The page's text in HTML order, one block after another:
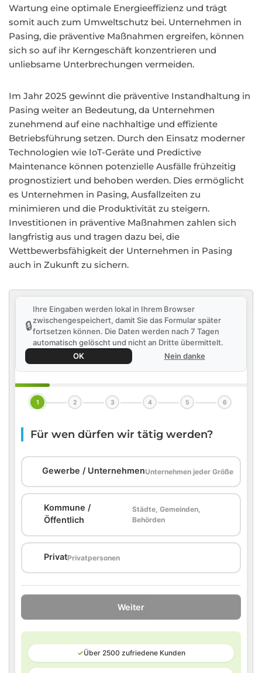
Wartung eine optimale Energieeffizienz und trägt
somit auch zum Umweltschutz bei. Unternehmen in
Pasing, die präventive Maßnahmen ergreifen, können
sich so auf ihr Kerngeschäft konzentrieren und
unliebsame Unterbrechungen vermeiden.
Im Jahr 2025 gewinnt die präventive Instandhaltung in
Pasing weiter an Bedeutung, da Unternehmen
zunehmend auf eine nachhaltige und effiziente
Betriebsführung setzen. Durch den Einsatz moderner
Technologien wie IoT-Geräte und Predictive
Maintenance können potenzielle Ausfälle frühzeitig
prognostiziert und behoben werden. Dies ermöglicht
es Unternehmen in Pasing, Ausfallzeiten zu
minimieren und die Produktivität zu steigern.
Investitionen in präventive Maßnahmen zahlen sich
langfristig aus und tragen dazu bei, die
Wettbewerbsfähigkeit der Unternehmen in Pasing
auch in Zukunft zu sichern.
🔒
Ihre Eingaben werden lokal in Ihrem Browser
zwischengespeichert, damit Sie das Formular später
fortsetzen können. Die Daten werden nach 7 Tagen
automatisch gelöscht und nicht an Dritte übermittelt.
OK
Nein danke
1 2 3 4 5 6
Für wen dürfen wir tätig werden?
Gewerbe / UnternehmenUnternehmen jeder Größe
Kommune /
Öffentlich
Städte, Gemeinden,
Behörden
PrivatPrivatpersonen
Weiter
✓Über 2500 zufriedene Kunden